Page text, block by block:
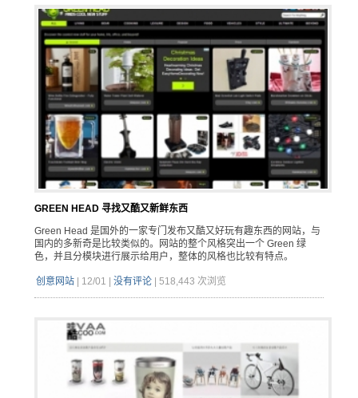
GREEN HEAD 寻找又酷又新鲜东西
Green Head 是国外的一家专门发布又酷又好玩有趣东西的网站，与
国内的多新奇是比较类似的。网站的整个风格突出一个 Green 绿
色，并且分模块进行展示给用户，整体的风格也比较有特点。
创意网站| 12/01 没有评论| 518,443 次浏览